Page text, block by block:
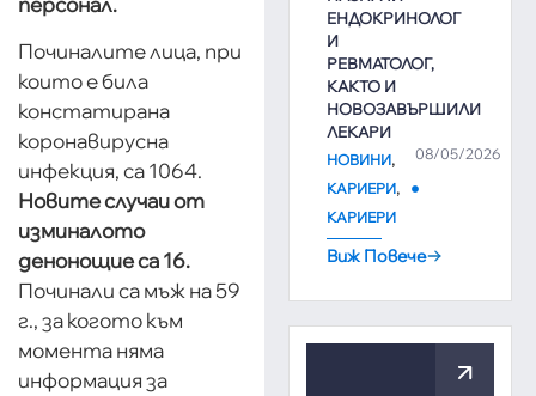
Починалите лица, при
които е била
констатирана
коронавирусна
инфекция, са 1064.
Новите случаи от
изминалото
денонощие са 16.
Починали са мъж на 59
г., за когото към
момента няма
информация за
ЕНДОКРИНОЛОГ
И
РЕВМАТОЛОГ,
КАКТО И
НОВОЗАВЪРШИЛИ
ЛЕКАРИ
08/05/2026
НОВИНИ,
КАРИЕРИ,
КАРИЕРИ
Виж Повече